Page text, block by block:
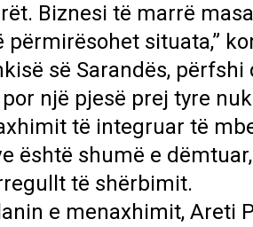
Biznesi të marrë
përmirësohet situata,”
së Sarandës,
një pjesë prej tyre
të integruar të
është shumë e
të shërbimit.
e menaxhimit, Areti